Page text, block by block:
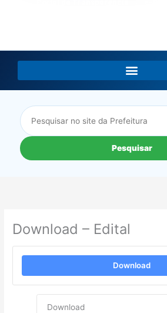
Pesquisar
Download – Edital
Download
Download